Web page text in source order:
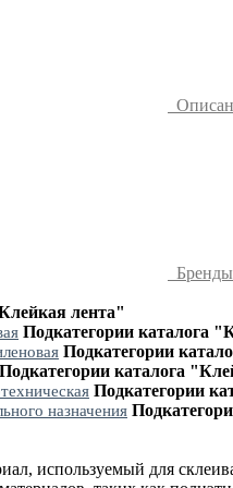
Бренды
лента"
Подкатегории каталога
Подкатегории
Подкатегории каталога
Подкатегории
назначения
используемый для